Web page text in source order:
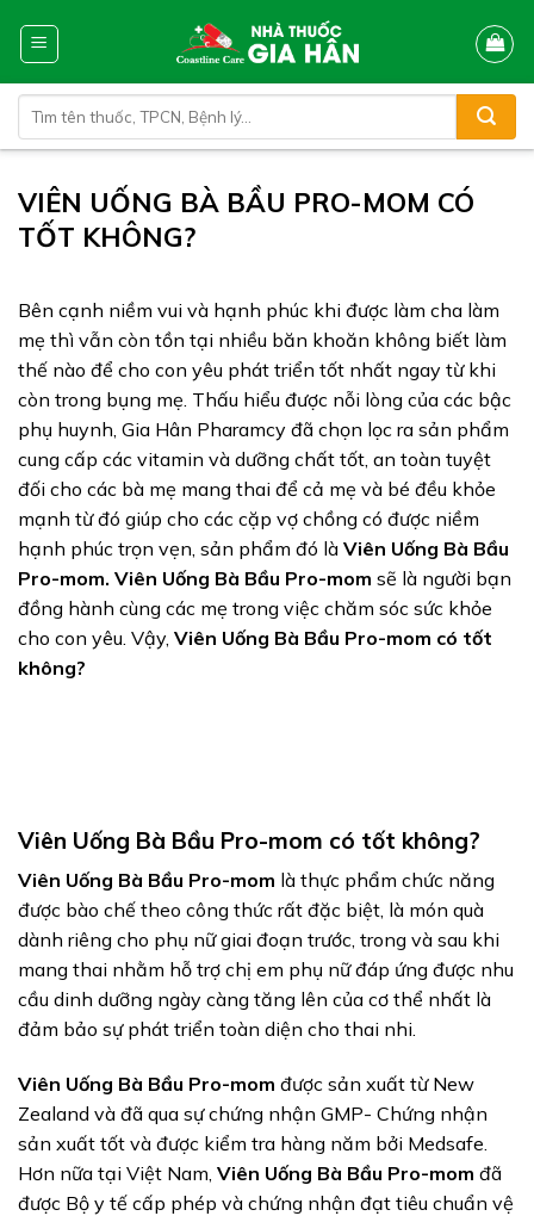
kiếm:
VIÊN UỐNG BÀ BẦU PRO-MOM CÓ
TỐT KHÔNG?
Bên cạnh niềm vui và hạnh phúc khi được làm cha làm
mẹ thì vẫn còn tồn tại nhiều băn khoăn không biết làm
thế nào để cho con yêu phát triển tốt nhất ngay từ khi
còn trong bụng mẹ. Thấu hiểu được nỗi lòng của các bậc
phụ huynh, Gia Hân Pharamcy đã chọn lọc ra sản phẩm
cung cấp các vitamin và dưỡng chất tốt, an toàn tuyệt
đối cho các bà mẹ mang thai để cả mẹ và bé đều khỏe
mạnh từ đó giúp cho các cặp vợ chồng có được niềm
hạnh phúc trọn vẹn, sản phẩm đó là Viên Uống Bà Bầu
Pro-mom. Viên Uống Bà Bầu Pro-mom sẽ là người bạn
đồng hành cùng các mẹ trong việc chăm sóc sức khỏe
cho con yêu. Vậy, Viên Uống Bà Bầu Pro-mom có tốt
không?
Viên Uống Bà Bầu Pro-mom có tốt không?
Viên Uống Bà Bầu Pro-mom là thực phẩm chức năng
được bào chế theo công thức rất đặc biệt, là món quà
dành riêng cho phụ nữ giai đoạn trước, trong và sau khi
mang thai nhằm hỗ trợ chị em phụ nữ đáp ứng được nhu
cầu dinh dưỡng ngày càng tăng lên của cơ thể nhất là
đảm bảo sự phát triển toàn diện cho thai nhi.
Viên Uống Bà Bầu Pro-mom được sản xuất từ New
Zealand và đã qua sự chứng nhận GMP- Chứng nhận
sản xuất tốt và được kiểm tra hàng năm bởi Medsafe.
Hơn nữa tại Việt Nam, Viên Uống Bà Bầu Pro-mom đã
được Bộ y tế cấp phép và chứng nhận đạt tiêu chuẩn vệ